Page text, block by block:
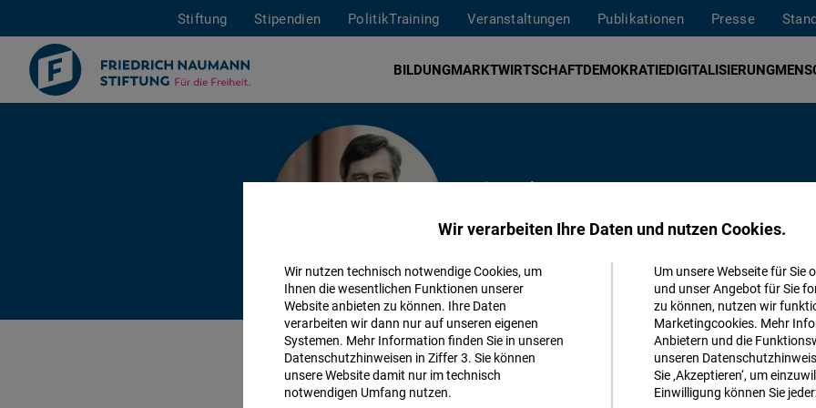
Stiftung Stipendien PolitikTraining Veranstaltungen Publikationen Presse
BILDUNGMARKTWIRTSCHAFTDEMOKRATIEDIGITALISIERUNG
Eine Kolumne von
WAHLEN IN POLEN
Wir verarbeiten Ihre Daten und nutzen Cookies.
Wir nutzen technisch notwendige Cookies, um
Ihnen die wesentlichen Funktionen unserer
Website anbieten zu können. Ihre Daten
verarbeiten wir dann nur auf unseren eigenen
Systemen. Mehr Information finden Sie in unseren
Datenschutzhinweisen in Ziffer 3. Sie können
unsere Website damit nur im technisch
notwendigen Umfang nutzen.
Um unsere Webseite für Sie
und unser Angebot für Sie
zu können, nutzen wir
Marketingcookies. Mehr
Anbietern und die
unseren
Sie ‚Akzeptieren‘, um
Einwilligung können Sie
Matomo
Facebook
Embed
Akzeptieren